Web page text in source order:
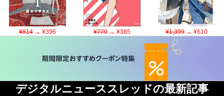
¥814→ ¥396 ¥770→ ¥385 ¥1,399→ ¥610
デジタルニューススレッドの最新記事